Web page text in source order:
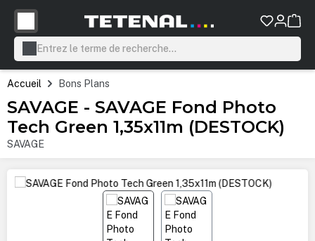
principal
Accueil Bons Plans
SAVAGE - SAVAGE Fond Photo
Tech Green 1,35x11m (DESTOCK)
SAVAGE
Ignorer la galerie d'images